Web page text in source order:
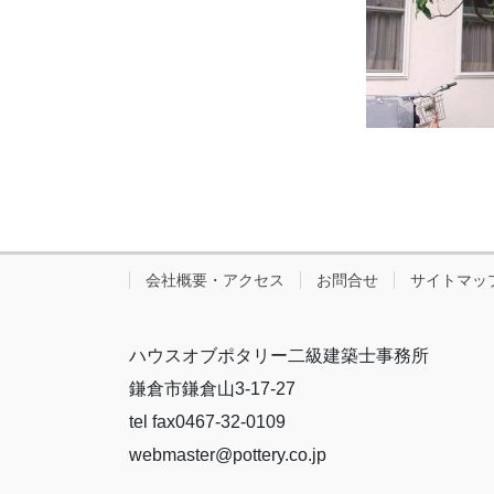
会社概要・アクセス お問合せ サイトマッ
ハウスオブポタリー二級建築士事務所
鎌倉市鎌倉山3-17-27
tel fax0467-32-0109
webmaster@pottery.co.jp